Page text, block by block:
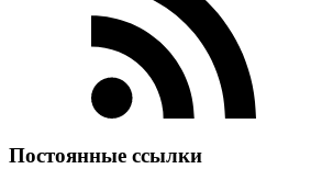
Постоянные ссылки